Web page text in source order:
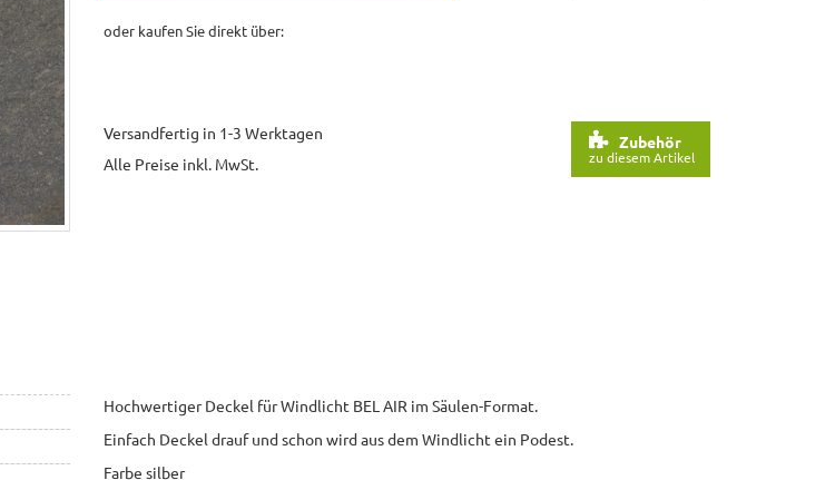
oder kaufen Sie direkt über:
Zubehör
zu diesem Artikel
Versandfertig in 1-3 Werktagen
Alle Preise inkl. MwSt.
Hochwertiger Deckel für Windlicht BEL AIR im Säulen-Format.
Einfach Deckel drauf und schon wird aus dem Windlicht ein Podest.
Farbe silber